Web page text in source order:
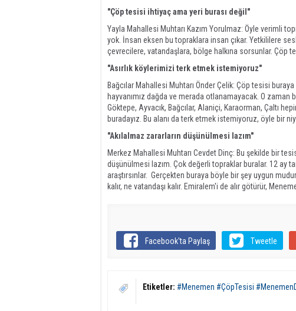
"Çöp tesisi ihtiyaç ama yeri burası değil"
Yayla Mahallesi Muhtarı Kazım Yorulmaz: Öyle verimli
yok. İnsan eksen bu topraklara insan çıkar. Yetkililere
çevrecilere, vatandaşlara, bölge halkına sorsunlar. Çöp
"Asırlık köylerimizi terk etmek istemiyoruz"
Bağcılar Mahallesi Muhtarı Önder Çelik: Çöp tesisi
hayvanımız dağda ve merada otlanamayacak. O zaman
Göktepe, Ayvacık, Bağcılar, Alaniçi, Karaorman, Çaltı
buradayız. Bu alanı da terk etmek istemiyoruz, öyle bir
"Akılalmaz zararların düşünülmesi lazım"
Merkez Mahallesi Muhtarı Cevdet Dinç: Bu şekilde bir
düşünülmesi lazım. Çok değerli topraklar buralar. 12 ay
araştırsınlar. Gerçekten buraya böyle bir şey uygun
kalır, ne vatandaşı kalır. Emiralem'i de alır götürür,
Facebook'ta Paylaş Tweetle
Etiketler: #Menemen #ÇöpTesisi